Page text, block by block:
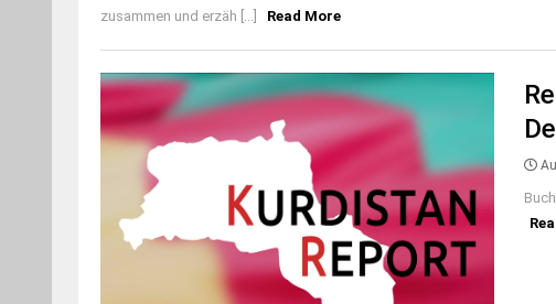
zusammen und erzäh [...]
Read More